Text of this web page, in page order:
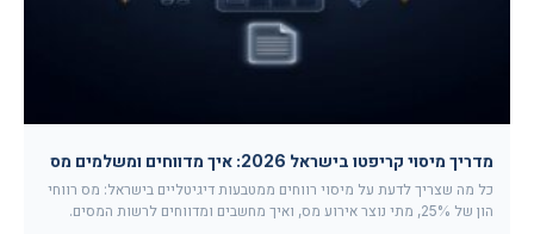
מדריך מיסוי קריפטו בישראל 2026: איך מדווחים ומשלמים מס
כל מה שצריך לדעת על מיסוי רווחים ממטבעות דיגיטליים בישראל: מס רווחי
הון של 25%, מתי נוצר אירוע מס, ואיך מחשבים ומדווחים לרשות המסים.